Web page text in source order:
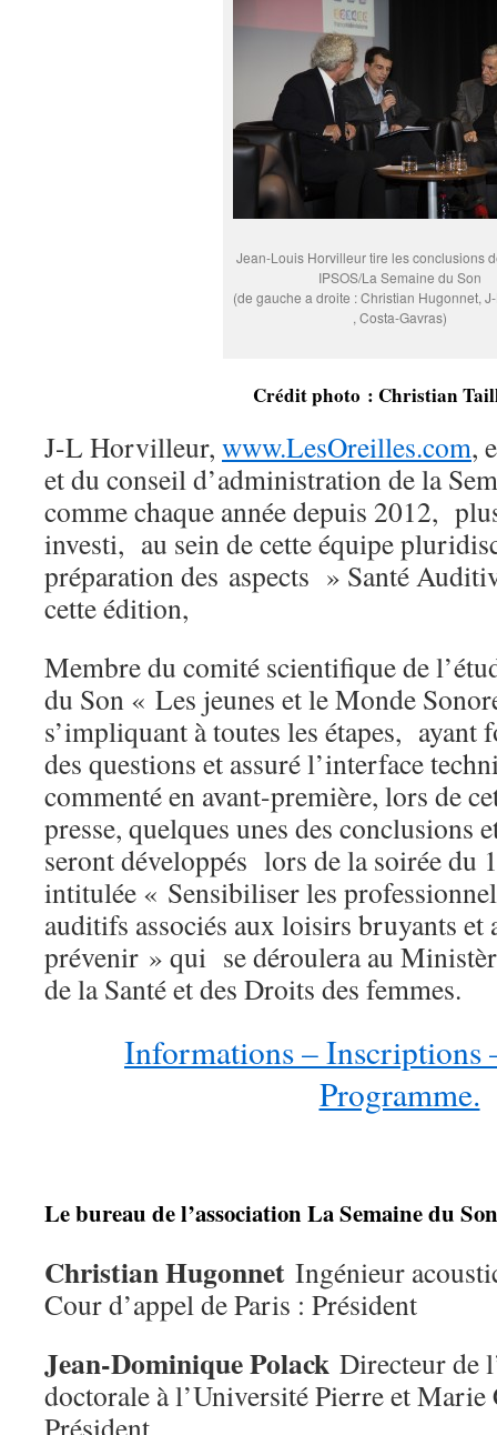
Jean-Louis Horvilleur tire les conclusions
IPSOS/La Semaine du Son
(de gauche a droite : Christian Hugonnet,
, Costa-Gavras)
Crédit photo : Christian
J-L Horvilleur, www.LesOreilles.com,
et du conseil d’administration de la
comme chaque année depuis 2012,
investi, au sein de cette équipe
préparation des aspects » Santé
cette édition,
Membre du comité scientifique de
du Son « Les jeunes et le Monde
s’impliquant à toutes les étapes, ayant
des questions et assuré l’interface
commenté en avant-première, lors de
presse, quelques unes des conclusions
seront développés lors de la soirée du
intitulée « Sensibiliser les
auditifs associés aux loisirs bruyants et
prévenir » qui se déroulera au
de la Santé et des Droits des femmes.
Informations – Inscriptions
Programme.
Le bureau de l’association La Semaine du Son
Christian Hugonnet Ingénieur
Cour d’appel de Paris : Président
Jean-Dominique Polack Directeur de
doctorale à l’Université Pierre et
Président